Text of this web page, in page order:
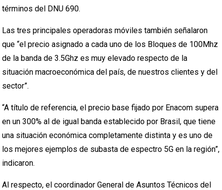
términos del DNU 690.
Las tres principales operadoras móviles también señalaron
que “el precio asignado a cada uno de los Bloques de 100Mhz
de la banda de 3.5Ghz es muy elevado respecto de la
situación macroeconómica del país, de nuestros clientes y del
sector”.
“A título de referencia, el precio base fijado por Enacom supera
en un 300% al de igual banda establecido por Brasil, que tiene
una situación económica completamente distinta y es uno de
los mejores ejemplos de subasta de espectro 5G en la región”,
indicaron.
Al respecto, el coordinador General de Asuntos Técnicos del